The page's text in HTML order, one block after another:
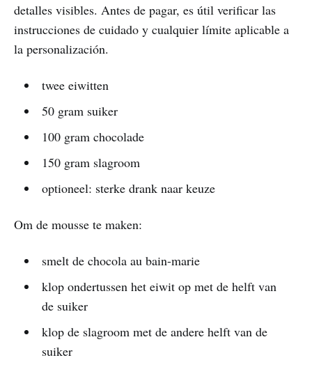
detalles visibles. Antes de pagar, es útil verificar las
instrucciones de cuidado y cualquier límite aplicable a
la personalización.
twee eiwitten
50 gram suiker
100 gram chocolade
150 gram slagroom
optioneel: sterke drank naar keuze
Om de mousse te maken:
smelt de chocola au bain-marie
klop ondertussen het eiwit op met de helft van
de suiker
klop de slagroom met de andere helft van de
suiker